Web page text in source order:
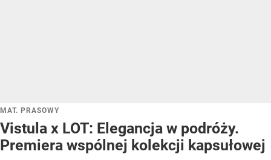
MAT. PRASOWY
Vistula x LOT: Elegancja w podróży.
Premiera wspólnej kolekcji kapsułowej